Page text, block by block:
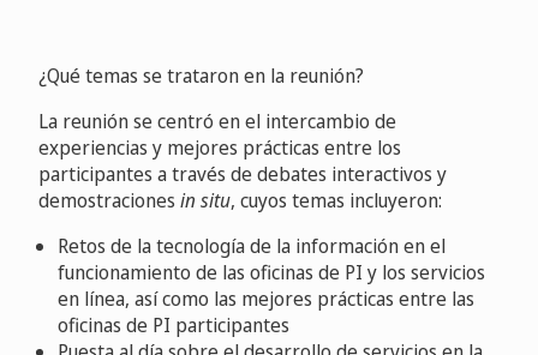
¿Qué temas se trataron en la reunión?
La reunión se centró en el intercambio de
experiencias y mejores prácticas entre los
participantes a través de debates interactivos y
demostraciones in situ, cuyos temas incluyeron:
Retos de la tecnología de la información en el
funcionamiento de las oficinas de PI y los servicios
en línea, así como las mejores prácticas entre las
oficinas de PI participantes